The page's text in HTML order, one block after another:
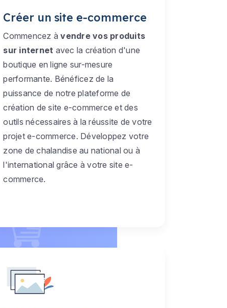
Créer un site e-commerce
Commencez àvendre vos produits
sur internet avec la création d'une
boutique en ligne sur-mesure
performante. Bénéficez de la
puissance de notre plateforme de
création de site e-commerce et des
outils nécessaires à la réussite de votre
projet e-commerce. Développez votre
zone de chalandise au national ou à
l'international grâce à votre site e-
commerce.